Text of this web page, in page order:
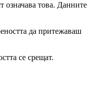
означава това. Данните
да притежаваш
се срещат.